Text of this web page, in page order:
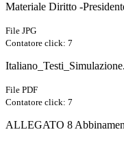
Materiale Diritto -
File JPG
Contatore click: 7
File PDF
Contatore click: 7
ALLEGATO 8